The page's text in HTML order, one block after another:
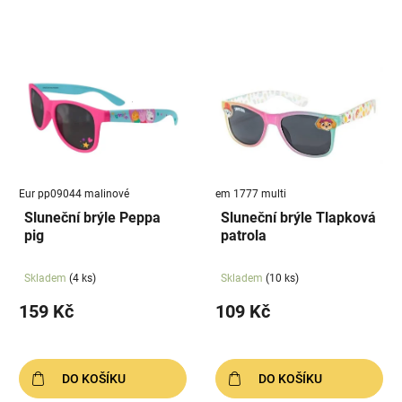
Eur pp09044 malinové
Sluneční brýle Peppa
pig
Skladem (4 ks)
159 Kč
DO KOŠÍKU
em 1777 multi
Sluneční brýle Tlapková
patrola
Skladem (10 ks)
109 Kč
DO KOŠÍKU